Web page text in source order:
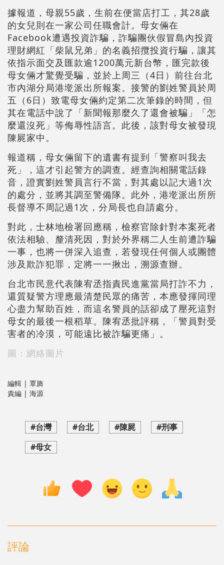
據報道，母親55歲，生前在便當店打工，其28歲
的女兒則在一家公司任職會計。母女倆在
Facebook遭遇投資詐騙，詐騙團伙假冒島內投資
理財網紅「柴鼠兄弟」的名義招攬投資行騙，讓其
依指示面交及匯款逾1200萬元新台幣，匯完款後
母女倆才驚覺受騙，並於上周三（4日）前往台北
市內湖分局港墘派出所報案。接警的劉姓警員於周
五（6日）致電母女倆約定第二次筆錄的時間，但
其在電話中說了「新聞報那麼久了還會被騙」「怎
麼還沒死」等侮辱性語言。此後，該對母女被發現
陳屍家中。
報道稱，母女倆留下的遺書有提到「警察叫我去
死」，這才引起警方的調查。經查詢相關電話錄
音，證實劉姓警員言行不當，對其處以記大過1次
的處分，並將其調至警備隊。此外，港墘派出所所
長督導不周記過1次，分局長也自請處分。
對此，士林地檢署回應稱，檢察官除針對本案死者
依法相驗、釐清死因，對於外界稱二人生前遭詐騙
一事，也將一併深入追查，若發現任何個人或團體
涉及欺詐犯罪，定將一一揪出，溯源查辦。
台北市民意代表陳宥丞指責民進黨當局打詐不力，
還質疑警方理應最清楚民眾的痛苦，本應發揮同理
心盡力幫助百姓，而這名警員的話卻成了壓死這對
母女的最後一根稻草。陳宥丞批評稱，「警員對受
害者的冷漠，可能遠比被詐騙更痛」。
圖：網絡圖片
編輯 | 覃旖
責編 | 海源
#台灣 #台北 #陳屍
#刑事
#母女
評論